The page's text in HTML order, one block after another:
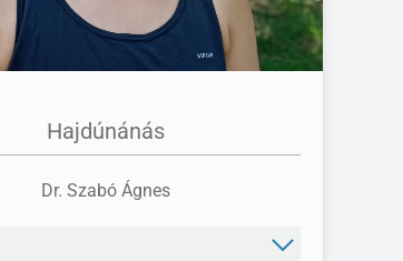
Hajdúnánás
Dr. Szabó Ágnes